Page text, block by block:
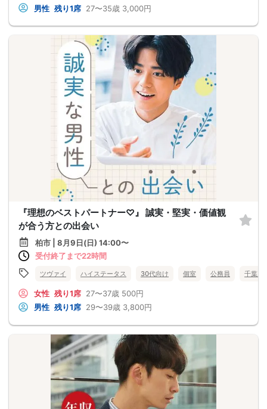
男性 残り1席 27〜35歳 3,000円
『理想のベストパートナー♡』 誠実・堅実・価値観
が合う方との出会い
柏市 | 8月9日(日) 14:00〜
受付終了まで22時間
ツヴァイ ハイステータス 30代向け 個室 公務員 千葉県
女性 残り1席 27〜37歳 500円
男性 残り1席 29〜39歳 3,800円